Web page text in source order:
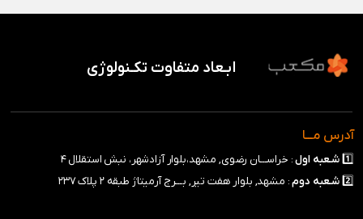
ابـعاد متفاوت تکـنولوژی
آدرس مـــا
1️⃣ شـعبه اول: خراســـان رضوی, مشهد،بلوار آزادشهر، نبش استقلال ۴
2️⃣ شـعبه دوم: مشهد, بلوار هفت تیر, بـــرج آرمیتاژ طبقه ۲ پلاک ۲۳۷